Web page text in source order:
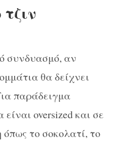
συνδυασμό, αν
θα δείχνει
παράδειγμα
oversized και σε
όπως το σοκολατί, το